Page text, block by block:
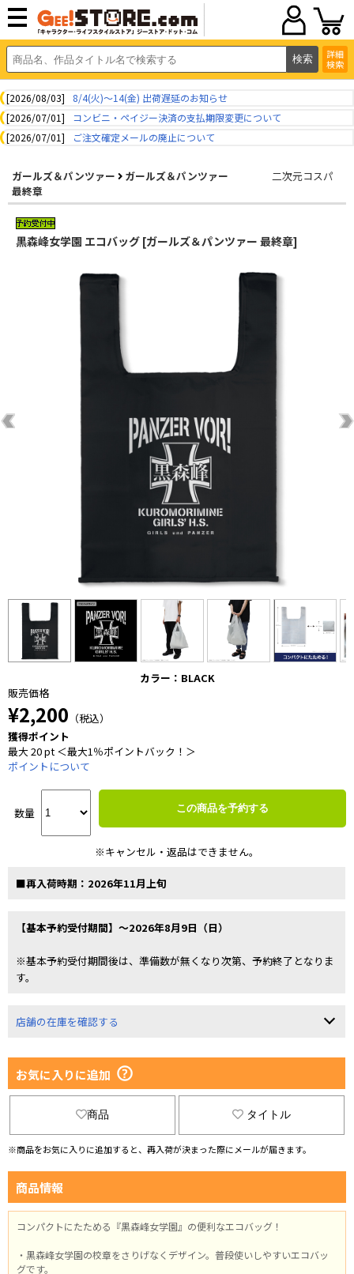
詳細
検索
[2026/08/03]
8/4(火)～14(金) 出荷遅延のお知らせ
[2026/07/01]
コンビニ・ペイジー決済の支払期限変更について
[2026/07/01]
ご注文確定メールの廃止について
ガールズ＆パンツァー
ガールズ＆パンツァー
最終章
二次元コスパ
黒森峰女学園 エコバッグ [ガールズ＆パンツァー 最終章]
カラー：BLACK
販売価格
¥2,200 （税込）
獲得ポイント
最大 20 pt ＜最大1％ポイントバック！＞
ポイントについて
数量 この商品を予約する
※キャンセル・返品はできません。
■再入荷時期：2026年11月上旬
【基本予約受付期間】～2026年8月9日（日）
※基本予約受付期間後は、準備数が無くなり次第、予約終了となりま
す。
店舗の在庫を確認する
お気に入りに追加
商品 タイトル
※商品をお気に入りに追加すると、再入荷が決まった際にメールが届きます。
商品情報
コンパクトにたためる『黒森峰女学園』の便利なエコバッグ！
・黒森峰女学園の校章をさりげなくデザイン。普段使いしやすいエコバッ
グです。